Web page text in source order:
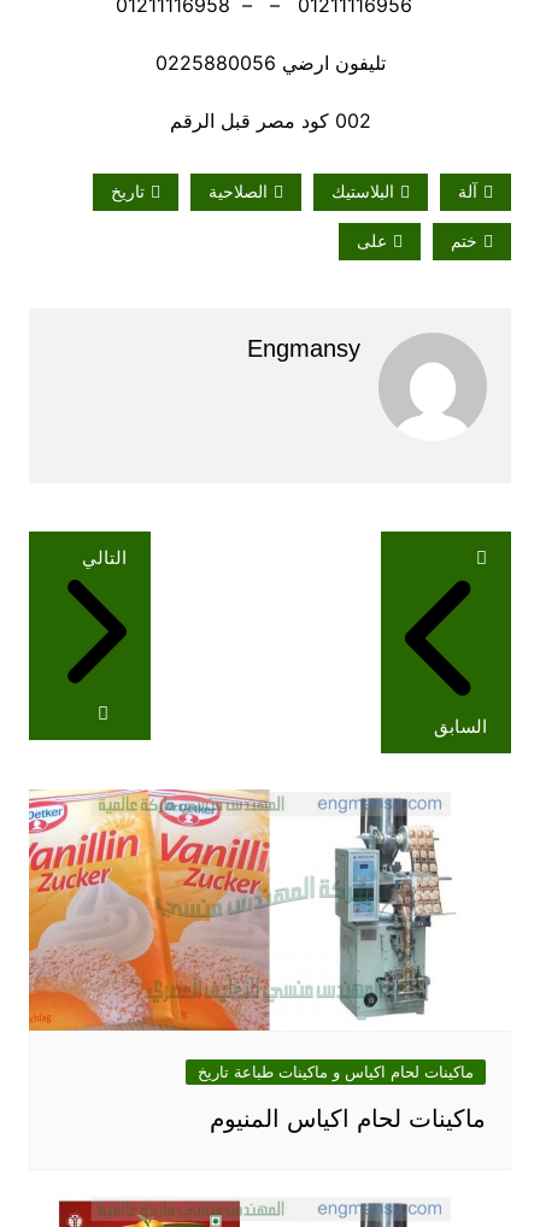
تليفون ارضي 0225880056
002 كود مصر قبل الرقم
آلة البلاستيك الصلاحية تاريخ
ختم على
Engmansy
تصفّح
المقالات
السابق
التالي
ماكينات لحام اكياس و ماكينات طباعة تاريخ
ماكينات لحام اكياس المنيوم